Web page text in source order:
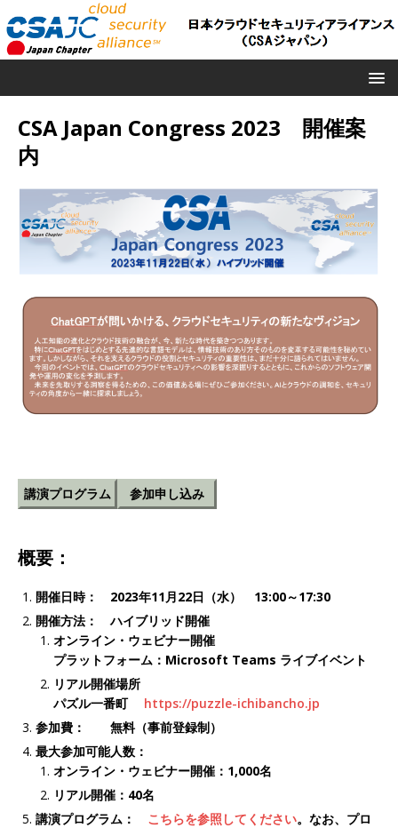
CSA Japan Congress 2023 開催案
内
講演プログラム 参加申し込み
概要：
開催日時： 2023年11月22日（水） 13:00～17:30
開催方法： ハイブリッド開催
オンライン・ウェビナー開催
プラットフォーム：Microsoft Teams ライブイベント
リアル開催場所
パズル一番町 https://puzzle-ichibancho.jp
参加費： 無料（事前登録制）
最大参加可能人数：
オンライン・ウェビナー開催：1,000名
リアル開催：40名
講演プログラム： こちらを参照してください。なお、プロ